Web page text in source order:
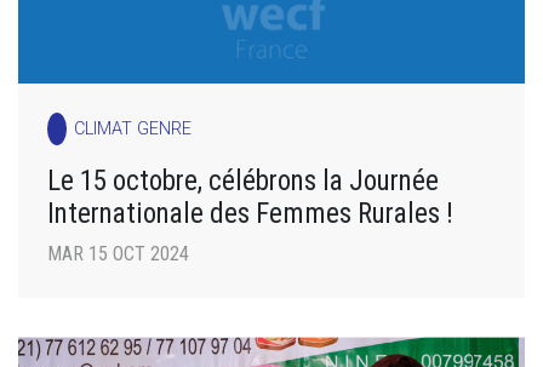
CLIMAT GENRE
Le 15 octobre, célébrons la Journée
Internationale des Femmes Rurales !
MAR 15 OCT 2024